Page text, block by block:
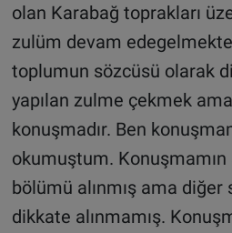
olan Karabağ toprakları
zulüm devam
toplumun sözcüsü olarak
yapılan zulme çekmek
konuşmadır. Ben
okumuştum.
bölümü alınmış ama
dikkate alınmamış.